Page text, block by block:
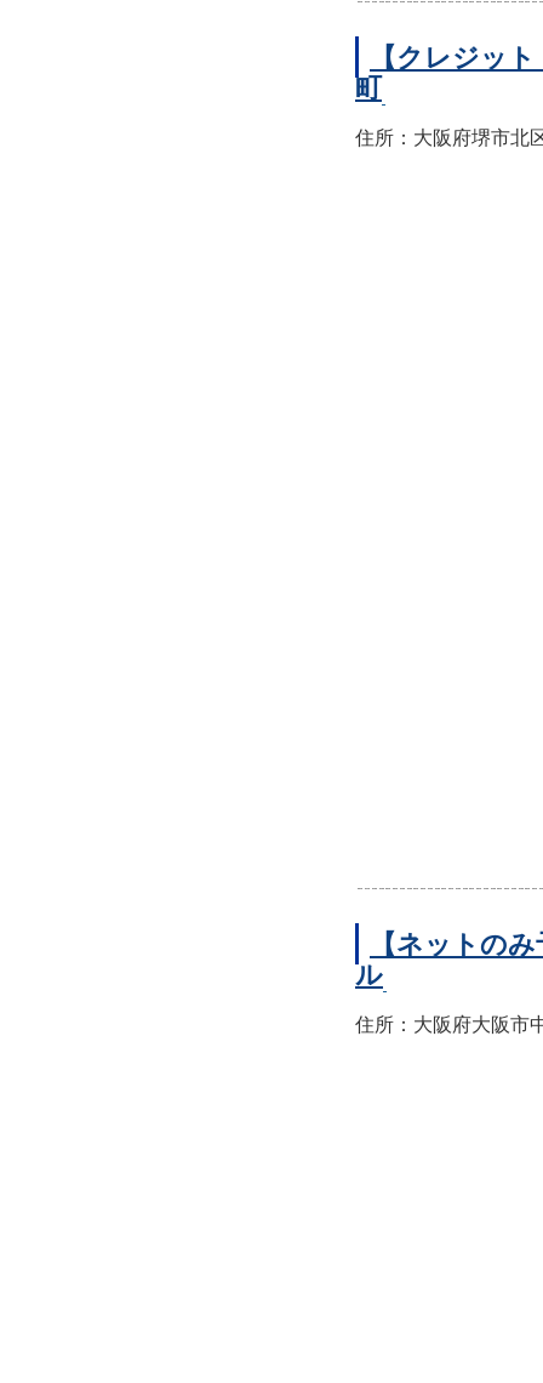
【クレジッ
町
住所：大阪府堺市北
【ネットの
ル
住所：大阪府大阪市